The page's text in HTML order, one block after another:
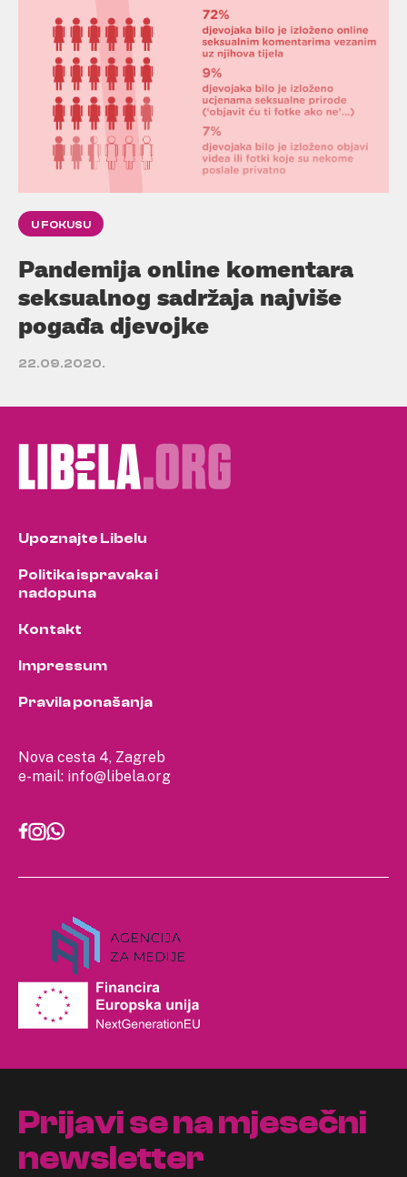
U FOKUSU
Pandemija online komentara
seksualnog sadržaja najviše
pogađa djevojke
22.09.2020.
Nova cesta 4, Zagreb
e-mail: info@libela.org
Upoznajte Libelu
Politika ispravaka i
nadopuna
Kontakt
Impressum
Pravila ponašanja
Prijavi se na mjesečni
newsletter